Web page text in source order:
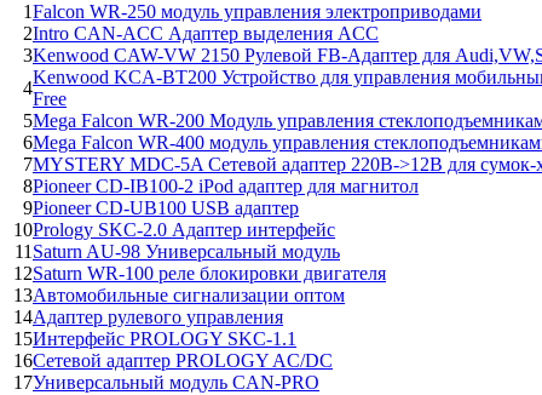
1Falcon WR-250 модуль управления электроприводами
2Intro CAN-ACC Адаптер выделения ACC
3Kenwood CAW-VW 2150 Рулевой FB-Адаптер для
4
Kenwood KCA-BT200 Устройство для управления
Free
5Mega Falcon WR-200 Модуль управления
6Mega Falcon WR-400 модуль управления
7MYSTERY MDC-5A Сетевой адаптер 220В->12В для сумок-
8Pioneer CD-IB100-2 iPod адаптер для магнитол
9Pioneer CD-UB100 USB адаптер
10Prology SKC-2.0 Адаптер интерфейс
11 Saturn AU-98 Универсальный модуль
12Saturn WR-100 реле блокировки двигателя
13Автомобильные сигнализации оптом
14Адаптер рулевого управления
15Интерфейс PROLOGY SKC-1.1
16Сетевой адаптер PROLOGY AC/DC
17Универсальный модуль CAN-PRO